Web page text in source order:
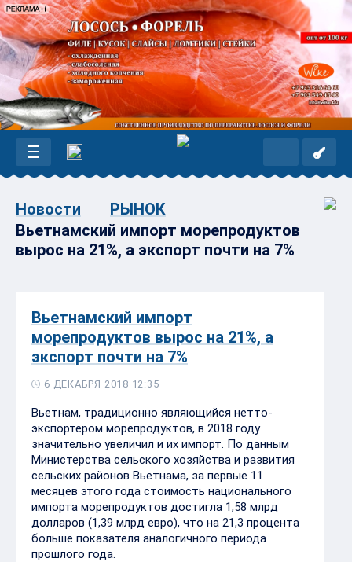
Новости
РЫНОК
Вьетнамский импорт морепродуктов
вырос на 21%, а экспорт почти на 7%
Вьетнамский импорт
морепродуктов вырос на 21%, а
экспорт почти на 7%
6 ДЕКАБРЯ 2018 12:35
Вьетнам, традиционно являющийся нетто-
экспортером морепродуктов, в 2018 году
значительно увеличил и их импорт. По данным
Министерства сельского хозяйства и развития
сельских районов Вьетнама, за первые 11
месяцев этого года стоимость национального
импорта морепродуктов достигла 1,58 млрд
долларов (1,39 млрд евро), что на 21,3 процента
больше показателя аналогичного периода
прошлого года.